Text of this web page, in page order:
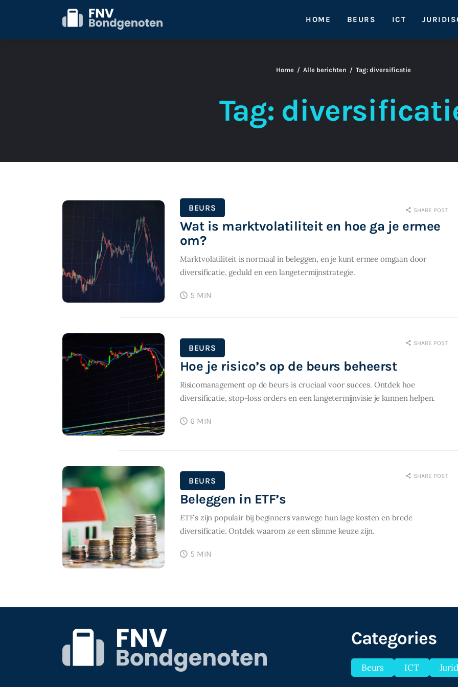
HOME BEURS ICT
Tag:
Home Alle berichten Tag: diversificatie
Beurs
BEURS
Wat is marktvolatiliteit en hoe ga je ermee
om?
Marktvolatiliteit is normaal in beleggen, en je kunt ermee omgaan door
diversificatie, geduld en een langetermijnstrategie.
SHARE POST
5 MIN
BEURS
Hoe je risico’s op de beurs beheerst
Risicomanagement op de beurs is cruciaal voor succes. Ontdek hoe
diversificatie, stop-loss orders en een langetermijnvisie je kunnen helpen.
SHARE POST
6 MIN
BEURS
Beleggen in ETF’s
ETF’s zijn populair bij beginners vanwege hun lage kosten en brede
diversificatie. Ontdek waarom ze een slimme keuze zijn.
SHARE POST
5 MIN
Categories
Beurs ICT